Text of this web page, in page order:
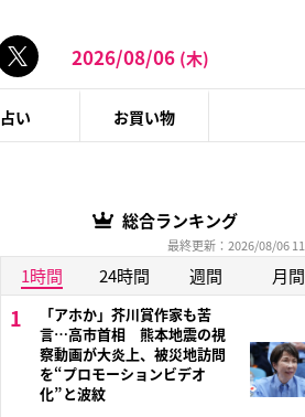
2026/08/06 (木)
占い お買い物
総合ランキング
最終更新：2026/08/06
1時間 24時間 週間 月間
「アホか」芥川賞作家も苦
言…高市首相 熊本地震の視
察動画が大炎上、被災地訪問
を“プロモーションビデオ
化”と波紋